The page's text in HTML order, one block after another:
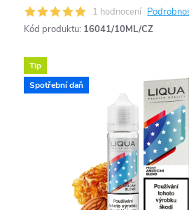
1 hodnocení
Kód produktu: 16041/10ML/CZ
Tip
Spotřební daň